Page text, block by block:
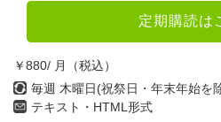
定期購読は
￥880/ 月（税込）
毎週 木曜日(祝祭日・年末年始を
テキスト・HTML形式